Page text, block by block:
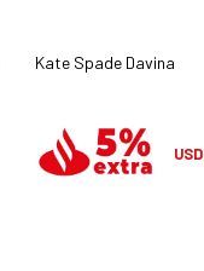
Kate Spade Davina - 35j
USD